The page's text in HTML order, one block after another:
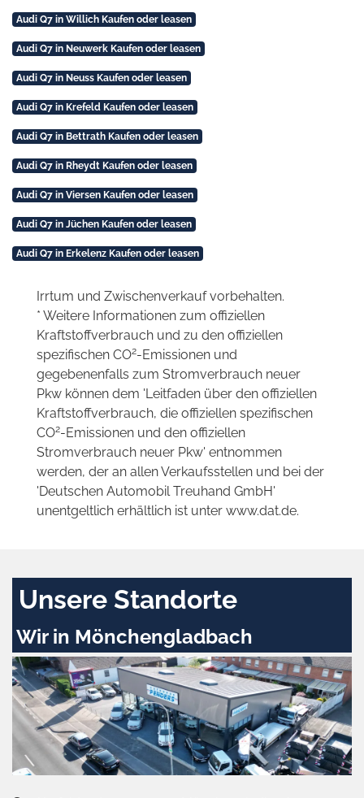
Audi Q7 in Willich Kaufen oder leasen
Audi Q7 in Neuwerk Kaufen oder leasen
Audi Q7 in Neuss Kaufen oder leasen
Audi Q7 in Krefeld Kaufen oder leasen
Audi Q7 in Bettrath Kaufen oder leasen
Audi Q7 in Rheydt Kaufen oder leasen
Audi Q7 in Viersen Kaufen oder leasen
Audi Q7 in Jüchen Kaufen oder leasen
Audi Q7 in Erkelenz Kaufen oder leasen
Irrtum und Zwischenverkauf vorbehalten.
* Weitere Informationen zum offiziellen
Kraftstoffverbrauch und zu den offiziellen
spezifischen CO2-Emissionen und
gegebenenfalls zum Stromverbrauch neuer
Pkw können dem 'Leitfaden über den offiziellen
Kraftstoffverbrauch, die offiziellen spezifischen
CO2-Emissionen und den offiziellen
Stromverbrauch neuer Pkw' entnommen
werden, der an allen Verkaufsstellen und bei der
'Deutschen Automobil Treuhand GmbH'
unentgeltlich erhältlich ist unter www.dat.de.
Unsere Standorte
Wir in Mönchengladbach